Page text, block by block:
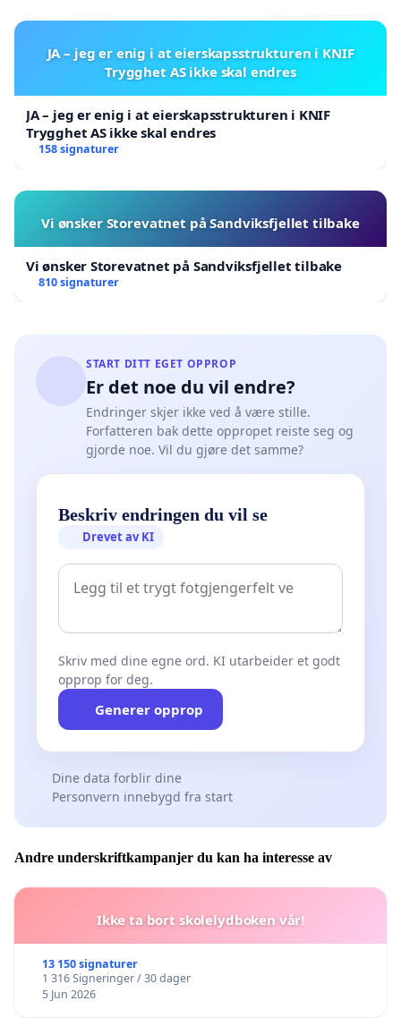
JA – jeg er enig i at eierskapsstrukturen i KNIF
Trygghet AS ikke skal endres
JA – jeg er enig i at eierskapsstrukturen i KNIF
Trygghet AS ikke skal endres
158 signaturer
Vi ønsker Storevatnet på Sandviksfjellet tilbake
Vi ønsker Storevatnet på Sandviksfjellet tilbake
810 signaturer
START DITT EGET OPPROP
Er det noe du vil endre?
Endringer skjer ikke ved å være stille.
Forfatteren bak dette oppropet reiste seg og
gjorde noe. Vil du gjøre det samme?
Beskriv endringen du vil se
Drevet av KI
Skriv med dine egne ord. KI utarbeider et godt
opprop for deg.
Generer opprop
Dine data forblir dine
Personvern innebygd fra start
Andre underskriftkampanjer du kan ha interesse av
Ikke ta bort skolelydboken vår!
13 150 signaturer
1 316 Signeringer / 30 dager
5 Jun 2026